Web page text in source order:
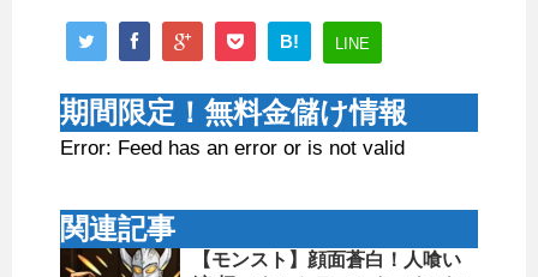
B! LINE
期間限定！無料金儲け情報
Error: Feed has an error or is not valid
関連記事
【モンスト】顔面蒼白！人喰い